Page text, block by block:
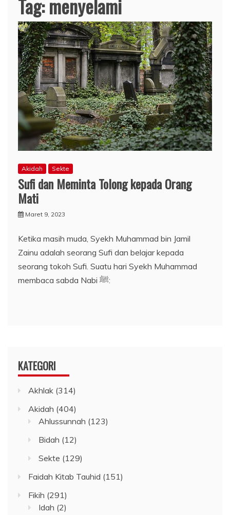
Tag:menyelami
Akidah Sekte
Sufi dan Meminta Tolong kepada Orang
Mati
Maret 9, 2023
Ketika masih muda, Syekh Muhammad bin Jamil
Zainu adalah seorang Sufi dan belajar kepada
seorang tokoh Sufi. Suatu hari Syekh Muhammad
membaca sabda Nabi ﷺ:
KATEGORI
Akhlak (314)
Akidah (404)
Ahlussunnah (123)
Bidah (12)
Sekte (129)
Faidah Kitab Tauhid (151)
Fikih (291)
Idah (2)